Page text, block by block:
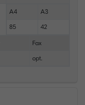
A4 A3
85 42
Fax
opt.